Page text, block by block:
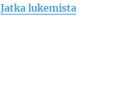
Jatka lukemista